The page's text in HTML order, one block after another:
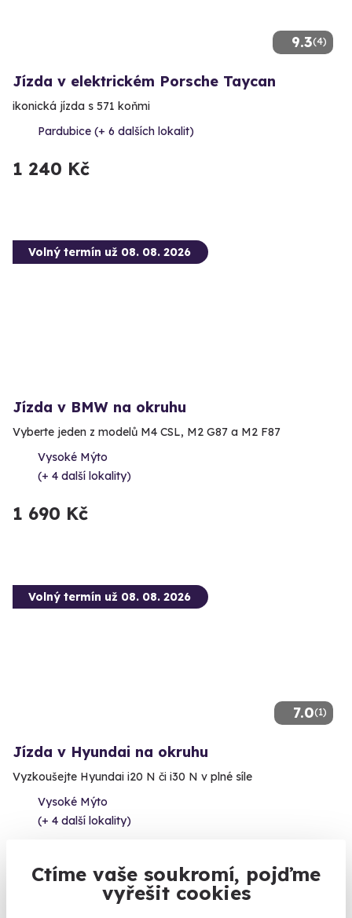
Ctíme vaše soukromí, pojďme
vyřešit cookies
9.3(4)
Jízda v elektrickém Porsche Taycan
ikonická jízda s 571 koňmi
Pardubice (+ 6 dalších lokalit)
1 240 Kč
Volný termín už 08. 08. 2026
Jízda v BMW na okruhu
Vyberte jeden z modelů M4 CSL, M2 G87 a M2 F87
Vysoké Mýto
(+ 4 další lokality)
1 690 Kč
7.0(1)
Volný termín už 08. 08. 2026
Jízda v Hyundai na okruhu
Vyzkoušejte Hyundai i20 N či i30 N v plné síle
Vysoké Mýto
(+ 4 další lokality)